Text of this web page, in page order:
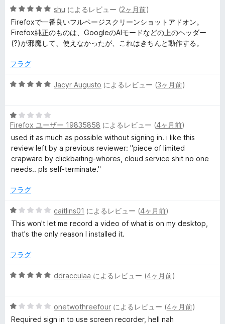
n
R
c
o
r
d
r
の
ビ
ュ
評
価
5
段
階
中
の
価
shu によるレビュー (2ヶ月前)
Firefoxで一番良いフルページスクリーンショットアドオン。
Firefox純正のものは、GoogleのAIモードなどの上のヘッダー
(?)が邪魔して、使えなかったが、これはきちんと動作する。
フラグ
5
中
5
の
評
価
Jacyr Augusto によるレビュー (3ヶ月前)
5
段
階
中
1
の
価
Firefox ユーザー 19835858 によるレビュー (4ヶ月前)
used it as much as possible without signing in. i like this
review left by a previous reviewer: "piece of limited
crapware by clickbaiting-whores, cloud service shit no one
needs.. pls self-terminate."
フラグ
5
段
階
1
評
caitlins01 によるレビュー (4ヶ月前)
This won't let me record a video of what is on my desktop,
that's the only reason I installed it.
フラグ
5
中
5
ddracculaa によるレビュー (4ヶ月前)
5
段
onetwothreefour によるレビュー (4ヶ月前)
Required sign in to use screen recorder, hell nah